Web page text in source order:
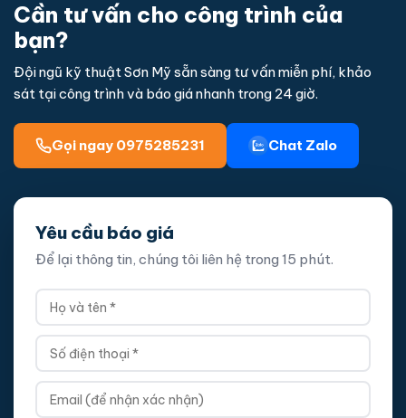
Cần tư vấn cho công trình của
bạn?
Đội ngũ kỹ thuật Sơn Mỹ sẵn sàng tư vấn miễn phí, khảo
sát tại công trình và báo giá nhanh trong 24 giờ.
Gọi ngay 0975285231 Chat Zalo
Yêu cầu báo giá
Để lại thông tin, chúng tôi liên hệ trong 15 phút.